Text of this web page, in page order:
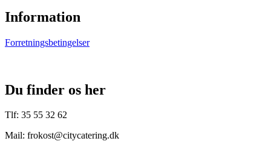
Information
Forretningsbetingelser
Du finder os her
Tlf: 35 55 32 62
Mail: frokost@citycatering.dk